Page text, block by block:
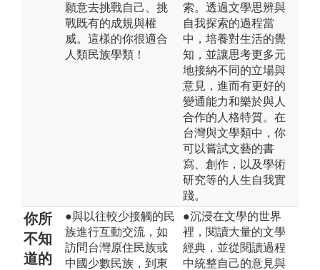
願意去挑戰自己、挑
戰既有的成規與權
威。這樣的你很適合
人類民族學類！
索。透過文學思辨與
自我探索的過程當
中，培養對生活的覺
知，並讓思考更多元
地接納不同的立場與
意見，進而有更好的
變通能力和樂於與人
合作的人格特質。在
台灣與文學類中，你
可以嘗試文藝的書
寫、創作，以及學術
研究等的人生自我實
踐。
你所
不知
道的
●與以往較少接觸的民
族進行互動交流，如
訪問台灣原住民族或
中國少數民族，到東
●沉浸在文學的世界
裡，閱讀大量的文學
經典，並從閱讀過程
中統整自己的意見與